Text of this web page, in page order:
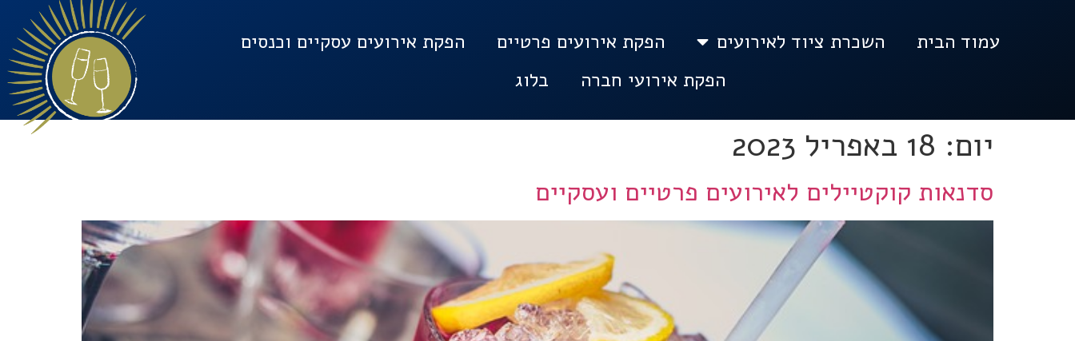
עמוד הבית השכרת ציוד לאירועים הפקת אירועים פרטיים
הפקת אירועים עסקיים וכנסים
הפקת אירועי חברה
בלוג
יום: 18 באפריל 2023
סדנאות קוקטיילים לאירועים פרטיים ועסקיים